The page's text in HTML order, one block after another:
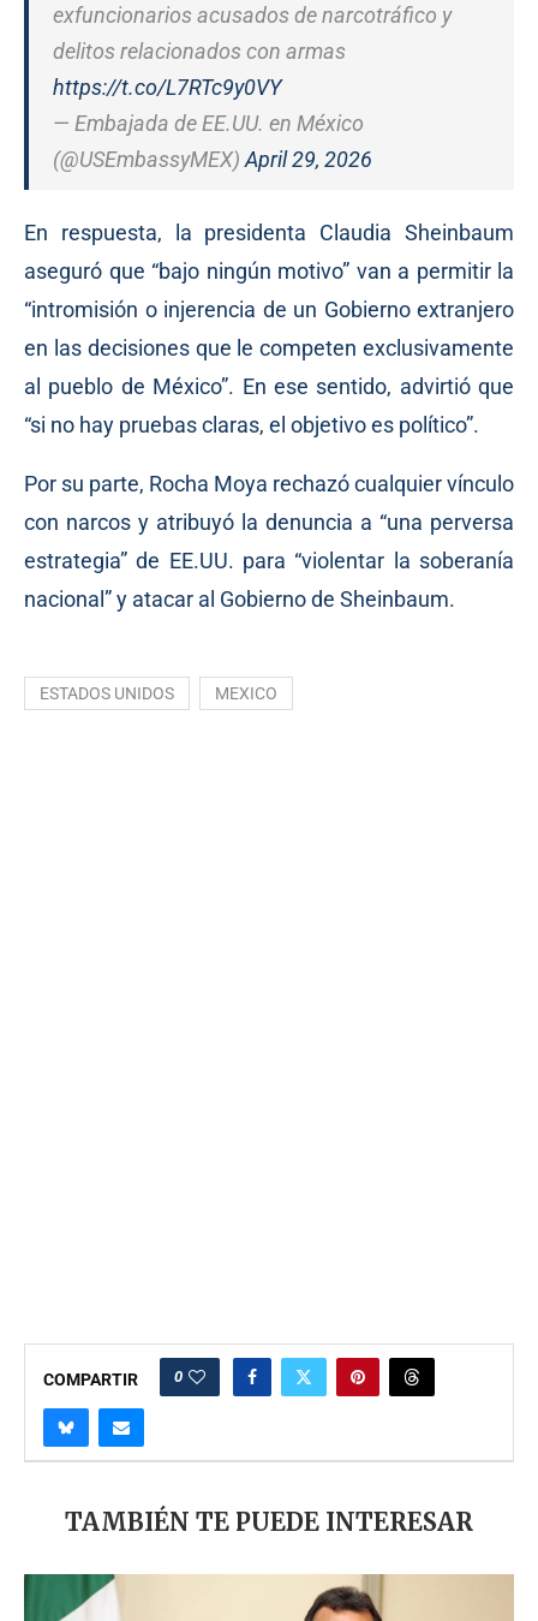
exfuncionarios acusados de narcotráfico y
delitos relacionados con armas
https://t.co/L7RTc9y0VY
— Embajada de EE.UU. en México
(@USEmbassyMEX) April 29, 2026
En respuesta, la presidenta Claudia Sheinbaum
aseguró que “bajo ningún motivo” van a permitir la
“intromisión o injerencia de un Gobierno extranjero
en las decisiones que le competen exclusivamente
al pueblo de México”. En ese sentido, advirtió que
“si no hay pruebas claras, el objetivo es político”.
Por su parte, Rocha Moya rechazó cualquier vínculo
con narcos y atribuyó la denuncia a “una perversa
estrategia” de EE.UU. para “violentar la soberanía
nacional” y atacar al Gobierno de Sheinbaum.
ESTADOS UNIDOS MEXICO
COMPARTIR 0
TAMBIÉN TE PUEDE INTERESAR